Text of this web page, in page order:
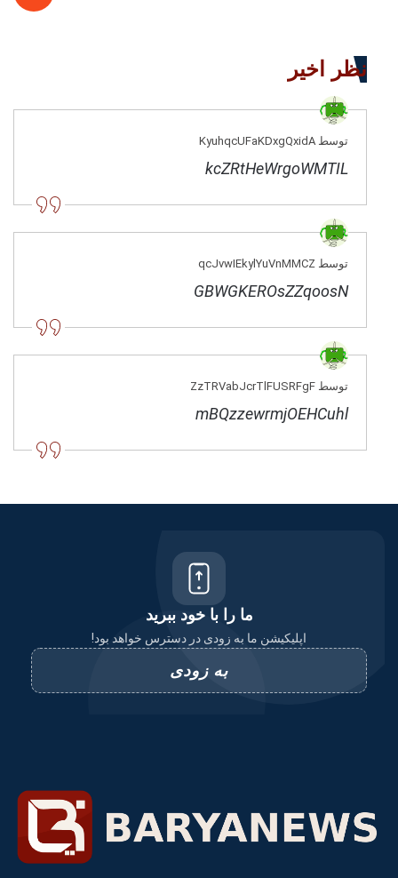
نظر اخیر
توسط KyuhqcUFaKDxgQxidA
kcZRtHeWrgoWMTIL
توسط qcJvwIEkylYuVnMMCZ
GBWGKEROsZZqoosN
توسط ZzTRVabJcrTlFUSRFgF
mBQzzewrmjOEHCuhl
ما را با خود ببرید
اپلیکیشن ما به زودی در دسترس خواهد بود!
به زودی